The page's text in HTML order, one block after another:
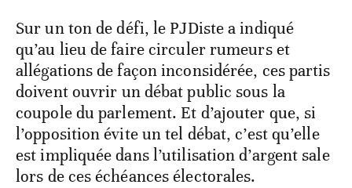
Sur un ton de défi, le PJDiste a indiqué
qu’au lieu de faire circuler rumeurs et
allégations de façon inconsidérée, ces partis
doivent ouvrir un débat public sous la
coupole du parlement. Et d’ajouter que, si
l’opposition évite un tel débat, c’est qu’elle
est impliquée dans l’utilisation d’argent sale
lors de ces échéances électorales.